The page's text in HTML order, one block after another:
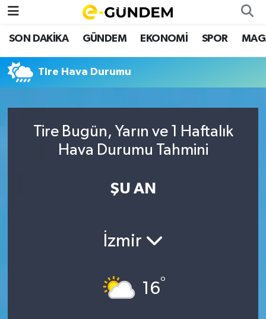
SON DAKİKA GÜNDEM EKONOMİ SPOR
Tire Hava Durumu
Tire Bugün, Yarın ve 1 Haftalık
Hava Durumu Tahmini
ŞU AN
İzmir
16°
SON DAKİKA
GÜNDEM
EKONOMİ
SPOR
Nöbetçi Eczaneler
Hava Durumu
Namaz Vakitleri
Trafik Durumu